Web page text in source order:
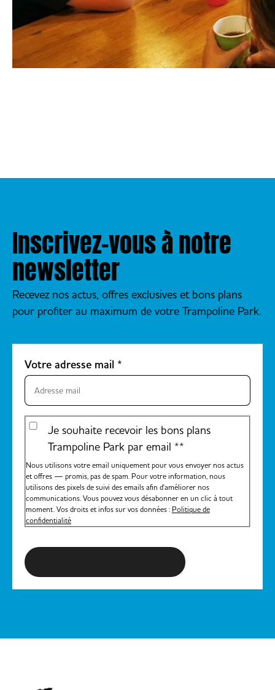
Inscrivez-vous à notre
newsletter
Recevez nos actus, offres exclusives et bons plans
pour profiter au maximum de votre Trampoline Park.
Votre adresse mail *
Je souhaite recevoir les bons plans
Trampoline Park par email **
Nous utilisons votre email uniquement pour vous envoyer nos actus
et offres — promis, pas de spam. Pour votre information, nous
utilisons des pixels de suivi des emails afin d'améliorer nos
communications. Vous pouvez vous désabonner en un clic à tout
moment. Vos droits et infos sur vos données : Politique de
confidentialité